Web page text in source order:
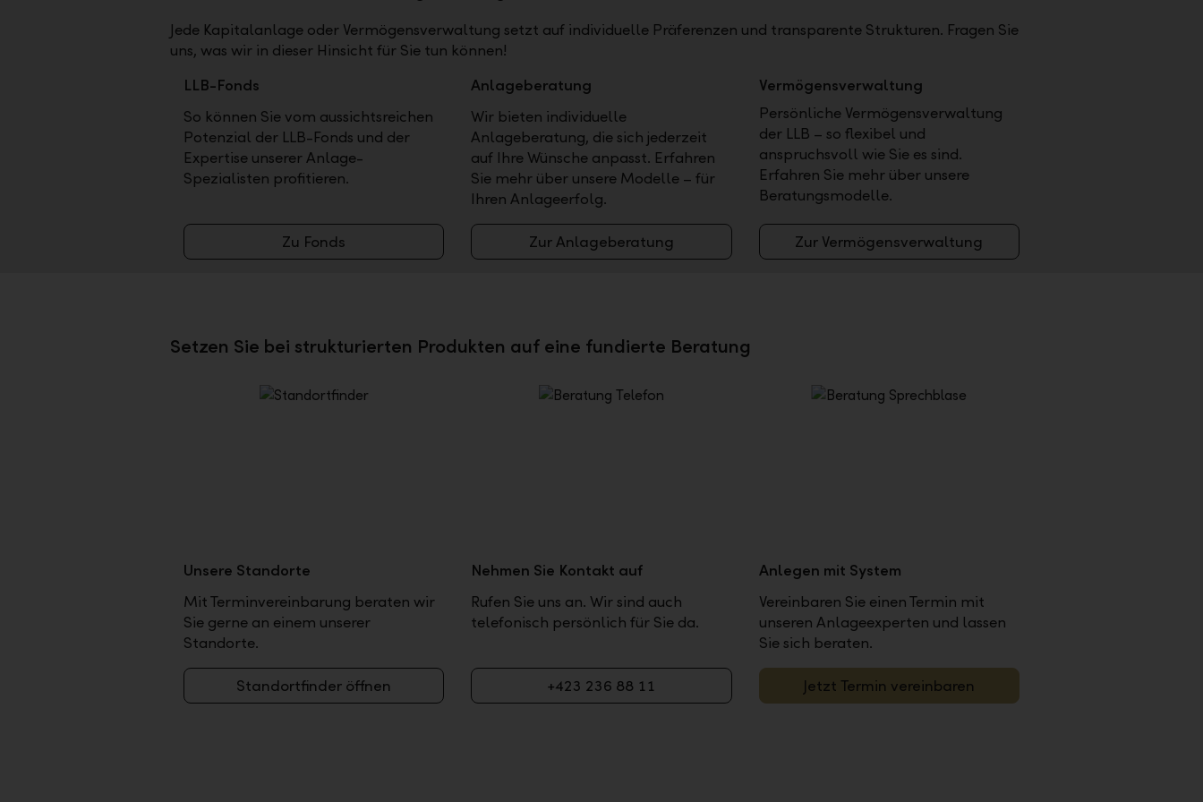
Jede Kapitalanlage oder Vermögensverwaltung setzt auf individuelle Präferenzen und transparente Strukturen. Fragen Sie
uns, was wir in dieser Hinsicht für Sie tun können!
LLB-Fonds
So können Sie vom aussichtsreichen
Potenzial der LLB-Fonds und der
Expertise unserer Anlage-
Spezialisten profitieren.
Zu Fonds
Anlageberatung
Wir bieten individuelle
Anlageberatung, die sich jederzeit
auf Ihre Wünsche anpasst. Erfahren
Sie mehr über unsere Modelle – für
Ihren Anlageerfolg.
Zur Anlageberatung
Vermögensverwaltung
Persönliche Vermögensverwaltung
der LLB – so flexibel und
anspruchsvoll wie Sie es sind.
Erfahren Sie mehr über unsere
Beratungsmodelle.
Zur Vermögensverwaltung
Setzen Sie bei strukturierten Produkten auf eine fundierte Beratung
Unsere Standorte
Mit Terminvereinbarung beraten wir
Sie gerne an einem unserer
Standorte.
Standortfinder öffnen
Nehmen Sie Kontakt auf
Rufen Sie uns an. Wir sind auch
telefonisch persönlich für Sie da.
+423 236 88 11
Anlegen mit System
Vereinbaren Sie einen Termin mit
unseren Anlageexperten und lassen
Sie sich beraten.
Jetzt Termin vereinbaren